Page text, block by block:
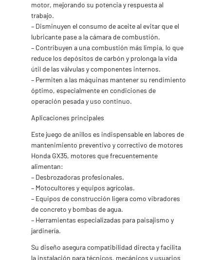
motor, mejorando su potencia y respuesta al
trabajo.
– Disminuyen el consumo de aceite al evitar que el
lubricante pase a la cámara de combustión.
– Contribuyen a una combustión más limpia, lo que
reduce los depósitos de carbón y prolonga la vida
útil de las válvulas y componentes internos.
– Permiten a las máquinas mantener su rendimiento
óptimo, especialmente en condiciones de
operación pesada y uso continuo.
Aplicaciones principales
Este juego de anillos es indispensable en labores de
mantenimiento preventivo y correctivo de motores
Honda GX35, motores que frecuentemente
alimentan:
– Desbrozadoras profesionales.
– Motocultores y equipos agrícolas.
– Equipos de construcción ligera como vibradores
de concreto y bombas de agua.
– Herramientas especializadas para paisajismo y
jardinería.
Su diseño asegura compatibilidad directa y facilita
la instalación para técnicos, mecánicos y usuarios